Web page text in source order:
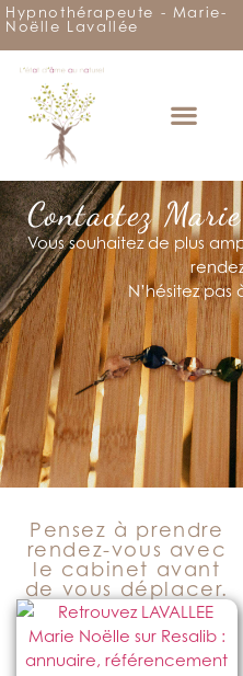
Hypnothérapeute - Marie-
Noëlle Lavallée
Contactez
Vous souhaitez de plus
N’hésitez
Pensez à prendre
rendez-vous avec
le cabinet avant
de vous déplacer.